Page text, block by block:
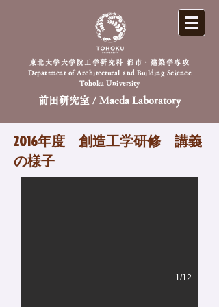
前田研究室 / Maeda Laboratory
東北大学大学院工学研究科 都市・建築学専攻
Department of Architectural and Building Science
Tohoku University
​2016年度 創造工学研修 講義
の様子
IMG_9825
1/12